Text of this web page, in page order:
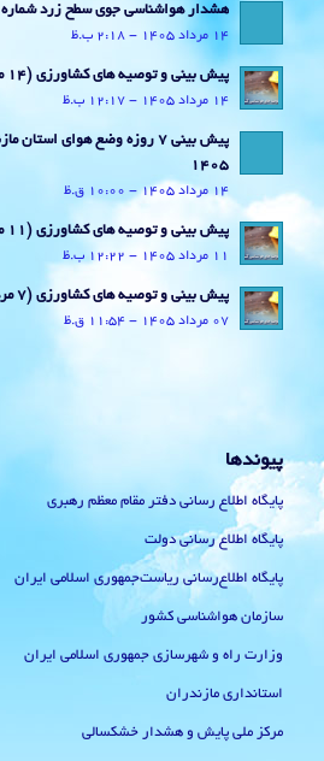
هشدار هواشناسی جوی سطح زرد شماره 15 مورخ 14 مرداد 1405
14 مرداد 1405 - 2:18 ب.ظ
پیش بینی و توصیه های کشاورزی (14 مرداد ۱۴۰۵)
14 مرداد 1405 - 12:17 ب.ظ
1405
14 مرداد 1405 - 10:00 ق.ظ
پیش بینی و توصیه های کشاورزی (11 مرداد ۱۴۰۵)
11 مرداد 1405 - 12:22 ب.ظ
پیش بینی و توصیه های کشاورزی (7 مرداد ۱۴۰۵)
07 مرداد 1405 - 11:54 ق.ظ
پیوندها
پایگاه اطلاع رسانی دفتر مقام معظم رهبری
پایگاه اطلاع رسانی دولت
پایگاه اطلاع‌رسانی ریاست‌جمهوری اسلامی ایران
سازمان هواشناسی کشور
وزارت راه و شهرسازی جمهوری اسلامی ایران
استانداری مازندران
مرکز ملی پایش و هشدار خشکسالی